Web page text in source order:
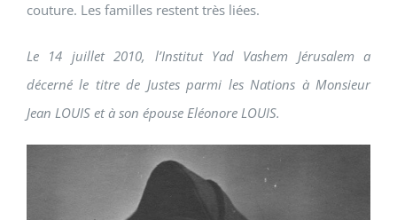
couture. Les familles restent très liées.
Le 14 juillet 2010, l’Institut Yad Vashem Jérusalem a
décerné le titre de Justes parmi les Nations à Monsieur
Jean LOUIS et à son épouse Eléonore LOUIS.